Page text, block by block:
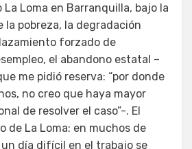
Loma en Barranquilla, bajo la
la pobreza, la degradación
forzado de
el abandono estatal –
me pidió reserva: “por donde
no creo que haya mayor
de resolver el caso”-. El
de La Loma: en muchos de
día difícil en el trabajo se